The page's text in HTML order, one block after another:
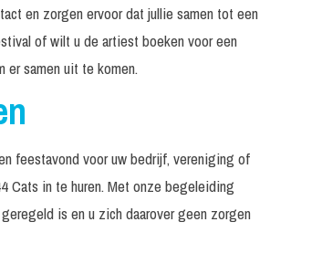
en zorgen ervoor dat jullie samen tot een
of wilt u de artiest boeken voor een
er samen uit te komen.
feestavond voor uw bedrijf, vereniging of
Cats in te huren. Met onze begeleiding
is en u zich daarover geen zorgen